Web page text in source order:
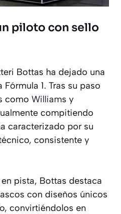
piloto con sello
Bottas ha dejado una
1. Tras su paso
como Williams y
compitiendo
caracterizado por su
consistente y
pista, Bottas destaca
con diseños únicos
convirtiéndolos en